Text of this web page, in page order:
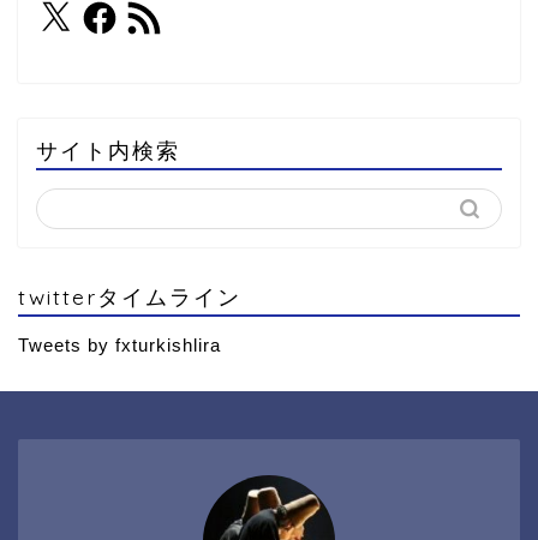
サイト内検索
twitterタイムライン
Tweets by fxturkishlira